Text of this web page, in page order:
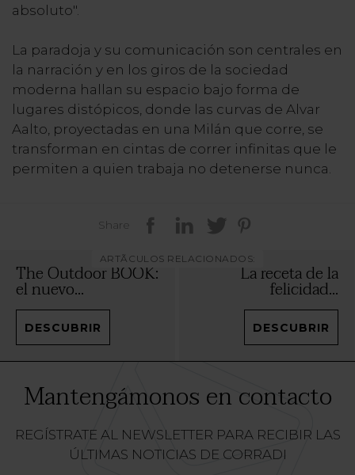
absoluto".
La paradoja y su comunicación son centrales en
la narración y en los giros de la sociedad
moderna hallan su espacio bajo forma de
lugares distópicos, donde las curvas de Alvar
Aalto, proyectadas en una Milán que corre, se
transforman en cintas de correr infinitas que le
permiten a quien trabaja no detenerse nunca.
Share
ARTÃCULOS RELACIONADOS:
The Outdoor BOOK:
el nuevo...
DESCUBRIR
La receta de la
felicidad...
DESCUBRIR
Mantengámonos en contacto
REGÍSTRATE AL NEWSLETTER PARA RECIBIR LAS
ÚLTIMAS NOTICIAS DE CORRADI